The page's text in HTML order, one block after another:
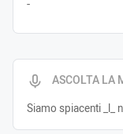
ASCOLTA LA
Siamo spiacenti _l_
-